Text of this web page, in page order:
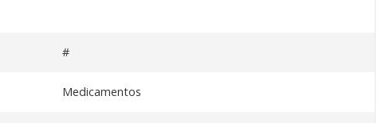
#
Medicamentos